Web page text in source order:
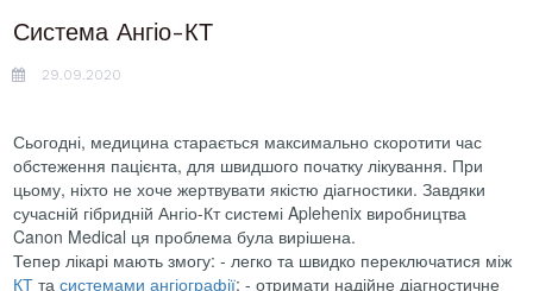
Система Ангіо-КТ
29.09.2020
Сьогодні, медицина старається максимально скоротити час
обстеження пацієнта, для швидшого початку лікування. При
цьому, ніхто не хоче жертвувати якістю діагностики. Завдяки
сучасній гібридній Ангіо-Кт системі Aplehenix виробництва
Canon Medical ця проблема була вирішена.
Тепер лікарі мають змогу: - легко та швидко переключатися між
КТ та системами ангіографії; - отримати надійне діагностичне